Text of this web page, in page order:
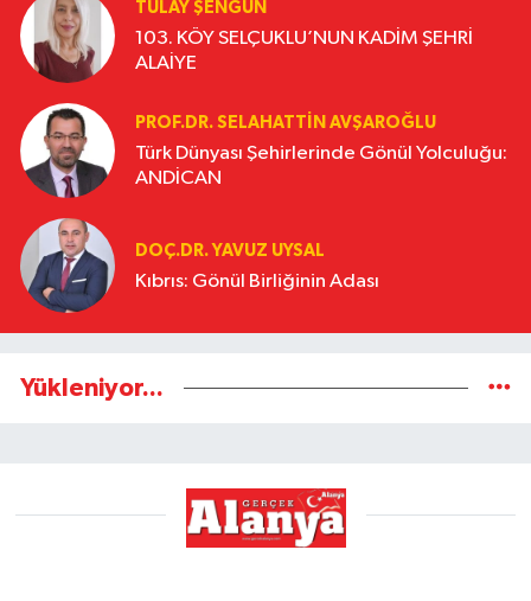
TÜLAY ŞENGÜN
103. KÖY SELÇUKLU’NUN KADİM ŞEHRİ
ALAİYE
PROF.DR. SELAHATTIN AVŞAROĞLU
Türk Dünyası Şehirlerinde Gönül Yolculuğu:
ANDİCAN
DOÇ.DR. YAVUZ UYSAL
Kıbrıs: Gönül Birliğinin Adası
Yükleniyor...